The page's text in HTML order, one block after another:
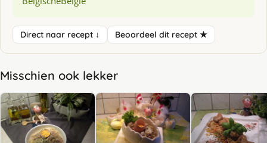
Direct naar recept ↓ Beoordeel dit recept ★
Misschien ook lekker